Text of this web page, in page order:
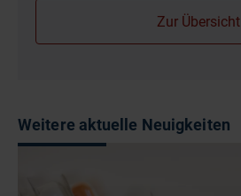
Zur Übersicht
Weitere aktuelle Neuigkeiten